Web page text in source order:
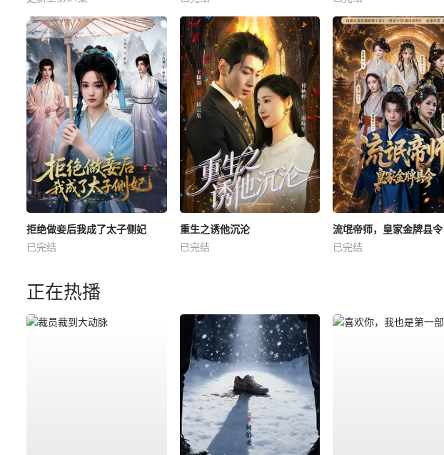
拒绝做妾后我成了太子侧妃
已完结
重生之诱他沉沦
已完结
流氓帝师，皇家金牌县令
已完结
正在热播